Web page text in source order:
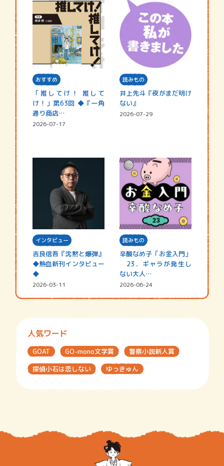
おすすめ
「推してけ！ 推して
け！」第63回 ◆『一角
通り商店…
2026-07-17
読みもの
井上先斗『夜がまだ明け
ない』
2026-07-29
インタビュー
吉良信吾『沈黙と爆弾』
◆熱血新刊インタビュー
◆
2026-03-11
読みもの
辛酸なめ子「お金入門」
23．ギャラが発生し
ない大人…
2026-06-24
人気ワード
GOAT GO-mono文学賞
警察小説新人賞
探偵小石は恋しない
ゆっきゅん